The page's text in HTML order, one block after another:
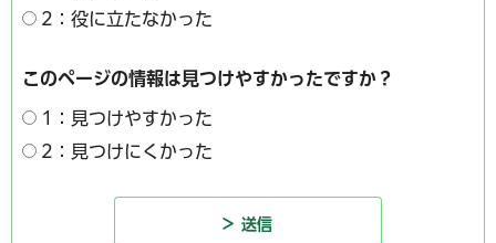
2：役に立たなかった
このページの情報は見つけやすかったですか？
1：見つけやすかった
2：見つけにくかった